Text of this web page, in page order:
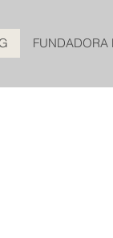
FUNDADORA